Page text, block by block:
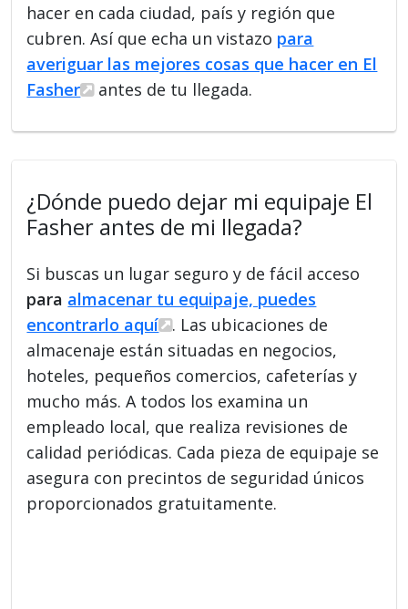
hacer en cada ciudad, país y región que
cubren. Así que echa un vistazo para
averiguar las mejores cosas que hacer en El
Fasher
antes de tu llegada.
¿Dónde puedo dejar mi equipaje El
Fasher antes de mi llegada?
Si buscas un lugar seguro y de fácil acceso
para almacenar tu equipaje, puedes
encontrarlo aquí
. Las ubicaciones de
almacenaje están situadas en negocios,
hoteles, pequeños comercios, cafeterías y
mucho más. A todos los examina un
empleado local, que realiza revisiones de
calidad periódicas. Cada pieza de equipaje se
asegura con precintos de seguridad únicos
proporcionados gratuitamente.